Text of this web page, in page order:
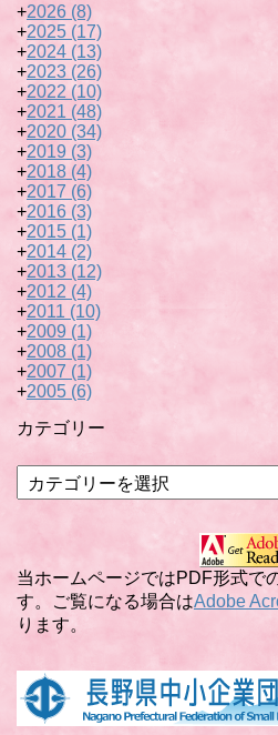
+2026 (8)
+2025 (17)
+2024 (13)
+2023 (26)
+2022 (10)
+2021 (48)
+2020 (34)
+2019 (3)
+2018 (4)
+2017 (6)
+2016 (3)
+2015 (1)
+2014 (2)
+2013 (12)
+2012 (4)
+2011 (10)
+2009 (1)
+2008 (1)
+2007 (1)
+2005 (6)
カテゴリー
テ
ー
当ホームページではPDF形式で
す。ご覧になる場合はAdobe
ります。